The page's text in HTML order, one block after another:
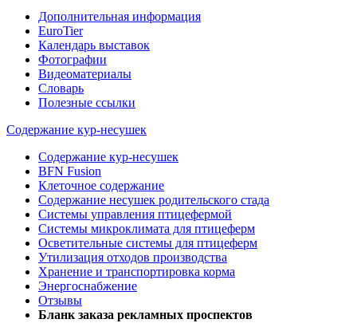
Дополнительная информация
EuroTier
Календарь выставок
Фотографии
Видеоматериалы
Словарь
Полезные ссылки
Содержание кур-несушек
Содержание кур-несушек
BFN Fusion
Клеточное содержание
Содержание несушек родительского стада
Системы управления птицефермой
Системы микроклимата для птицеферм
Осветительные системы для птицеферм
Утилизация отходов производства
Хранение и транспортировка корма
Энергоснабжение
Отзывы
Бланк заказа рекламных проспектов